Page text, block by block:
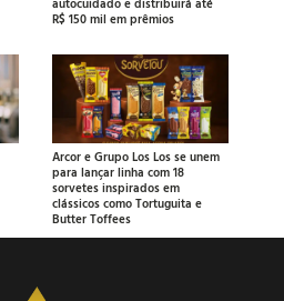
autocuidado e distribuirá até
R$ 150 mil em prêmios
Arcor e Grupo Los Los se unem
para lançar linha com 18
sorvetes inspirados em
clássicos como Tortuguita e
Butter Toffees